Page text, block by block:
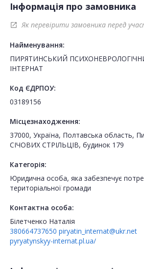
Інформація про замовника
open_in_new Як перевірити замовника перед
Найменування:
ПИРЯТИНСЬКИЙ
ІНТЕРНАТ
Код ЄДРПОУ:
03189156
Місцезнаходження:
37000, Україна, Полтавська область,
СІЧОВИХ СТРІЛЬЦІВ, будинок 179
Категорія:
Юридична особа, яка забезпечує
територіальної громади
Контактна особа:
Білетченко Наталія
380664737650 piryatin_internat@ukr.net
pyryatynskyy-internat.pl.ua/